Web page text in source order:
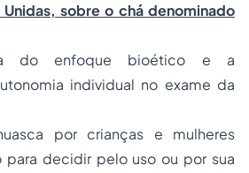
sobre o chá denominado
do enfoque bioético e a
individual no exame da
por crianças e mulheres
para decidir pelo uso ou por sua